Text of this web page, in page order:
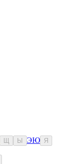
Ы ЭЮ Я